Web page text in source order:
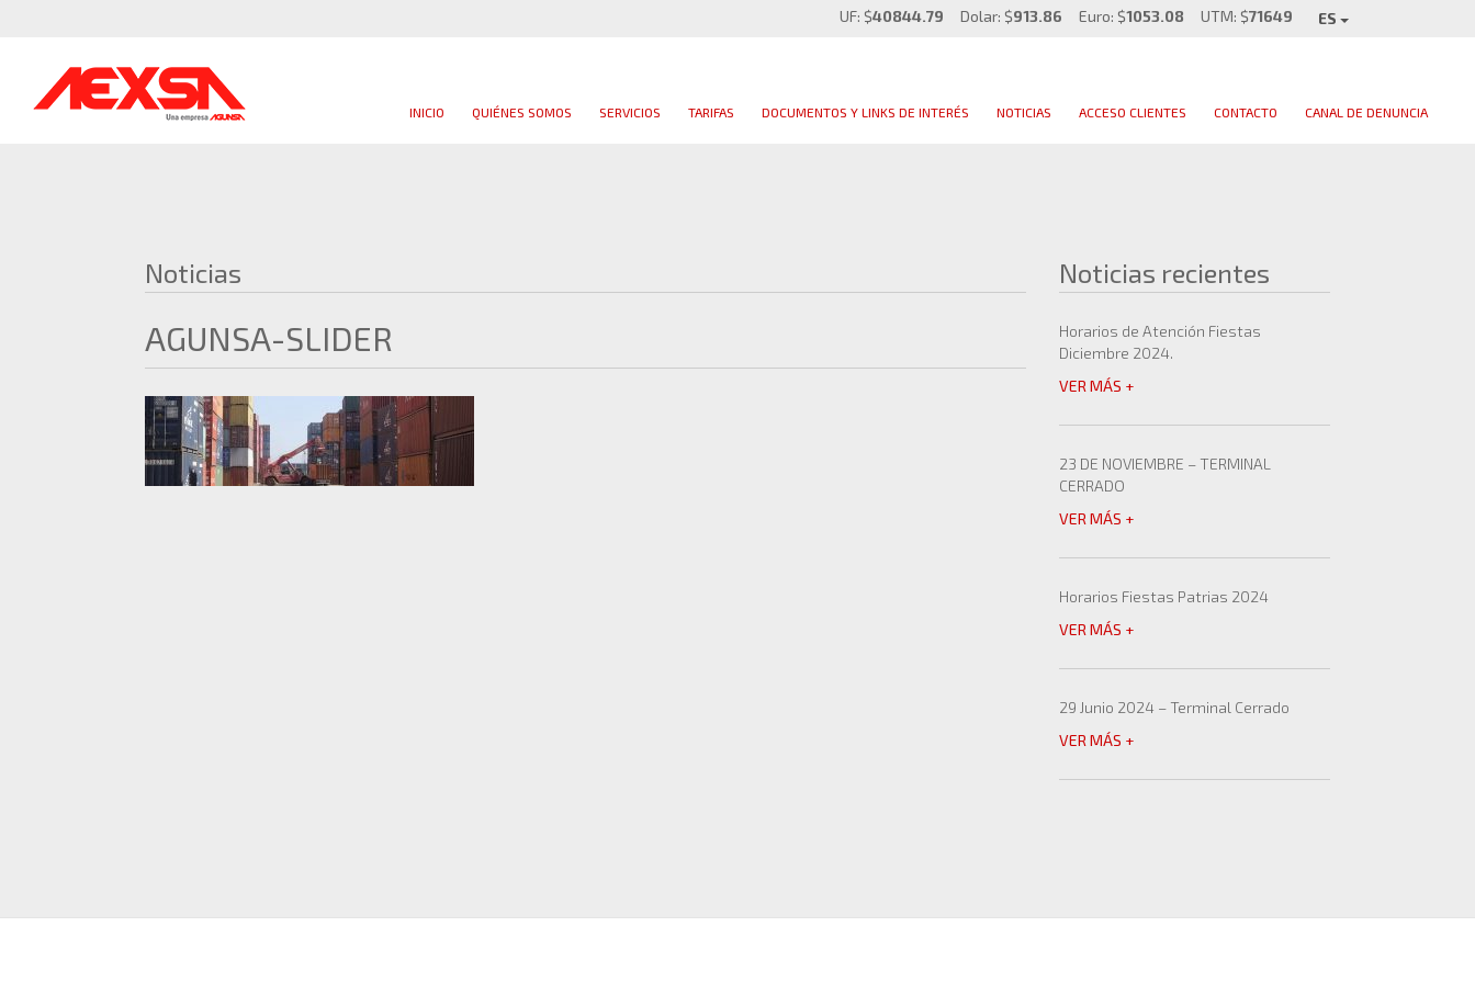
UF: $40844.79 Dolar: $913.86 Euro: $1053.08 UTM: $71649 ES
INICIO QUIÉNES SOMOS SERVICIOS TARIFAS DOCUMENTOS Y LINKS DE INTERÉS NOTICIAS ACCESO CLIENTES CONTACTO CANAL DE DENUNCIA
Noticias
AGUNSA-SLIDER
Noticias recientes
Horarios de Atención Fiestas
Diciembre 2024.
VER MÁS +
23 DE NOVIEMBRE – TERMINAL
CERRADO
VER MÁS +
Horarios Fiestas Patrias 2024
VER MÁS +
29 Junio 2024 – Terminal Cerrado
VER MÁS +